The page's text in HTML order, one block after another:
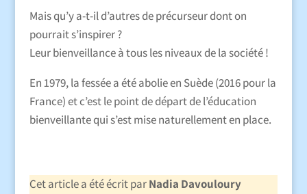
Mais qu’y a-t-il d’autres de précurseur dont on
pourrait s’inspirer ?
Leur bienveillance à tous les niveaux de la société !
En 1979, la fessée a été abolie en Suède (2016 pour la
France) et c’est le point de départ de l’éducation
bienveillante qui s’est mise naturellement en place.
Cet article a été écrit parNadia Davouloury